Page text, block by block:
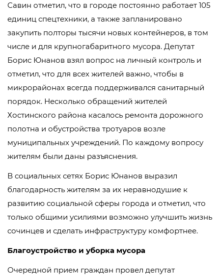
Савин отметил, что в городе постоянно работает 105
единиц спецтехники, а также запланировано
закупить полторы тысячи новых контейнеров, в том
числе и для крупногабаритного мусора. Депутат
Борис Юнанов взял вопрос на личный контроль и
отметил, что для всех жителей важно, чтобы в
микрорайонах всегда поддерживался санитарный
порядок. Несколько обращений жителей
Хостинского района касалось ремонта дорожного
полотна и обустройства тротуаров возле
муниципальных учреждений. По каждому вопросу
жителям были даны разъяснения.
В социальных сетях Борис Юнанов выразил
благодарность жителям за их неравнодушие к
развитию социальной сферы города и отметил, что
только общими усилиями возможно улучшить жизнь
сочинцев и сделать инфраструктуру комфортнее.
Благоустройство и уборка мусора
Очередной прием граждан провел депутат